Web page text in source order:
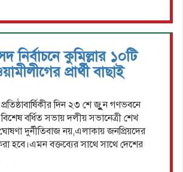
নির্বাচনে কুমিল্লার ১০টি
প্রার্থী বাছাই
দিন ২৩ শে জুুুন গণভবনে
বর্ধিত সভায় দলীয় সভানেত্রী শেখ
ঘোষণা দুর্নীতিবাজ নয়,এলাকায় জনপ্রিয়দের
হবে।এমন বক্তব্যের সাথে সাথে দেশের